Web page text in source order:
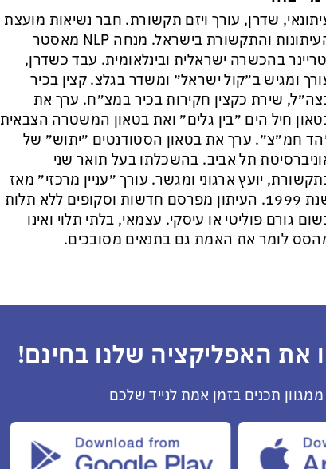
שדרן, עורך ויזם תקשורת. חבר נשיאות מועצת
העיתונות והתקשורת בישראל. מנחה NLP מאסטר
בהכשרה ישראלית ובינלאומית. עבד כשדרן,
ומגיש ב״קול ישראל״ ומשדר בגלצ. קצין בכיר
שירת כקצין חקירות בכיר במצ״ח. ערך את
חיל הים ״בין גלים״ ואת בטאון המשטרה הצבאית
חמ״צ״. ערך את בטאון הסטודנטים ״יתוש״ של
תל אביב. בהשכלתו בעל תואר שני
יועץ ארגוני ומגשר. עורך ״עניין מרכזי״ מאז
שנת 1999. העיתון מפרסם חדשות וסקופים ללא תלות
גורם פוליטי או עיסקי. עצמאי, בלתי תלוי ואינו
לומר את האמת גם בתנאים מסובכים.
את האפליקציה שלנו בחינם!
ממגוון תכנים בזמן אמת לנייד שלכם